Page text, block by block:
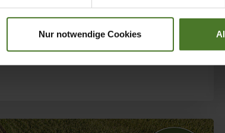
Nur notwendige Cookies